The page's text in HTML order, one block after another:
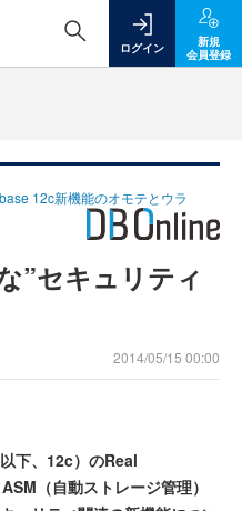
ログイン
新規
会員登録
12c新機能のオモテとウラ
”セキュリティ
2014/05/15 00:00
下、12c）のReal
（自動ストレージ管理）